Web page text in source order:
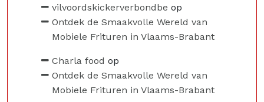
vilvoordskickerverbondbe op
Ontdek de Smaakvolle Wereld van
Mobiele Frituren in Vlaams-Brabant
Charla food op
Ontdek de Smaakvolle Wereld van
Mobiele Frituren in Vlaams-Brabant